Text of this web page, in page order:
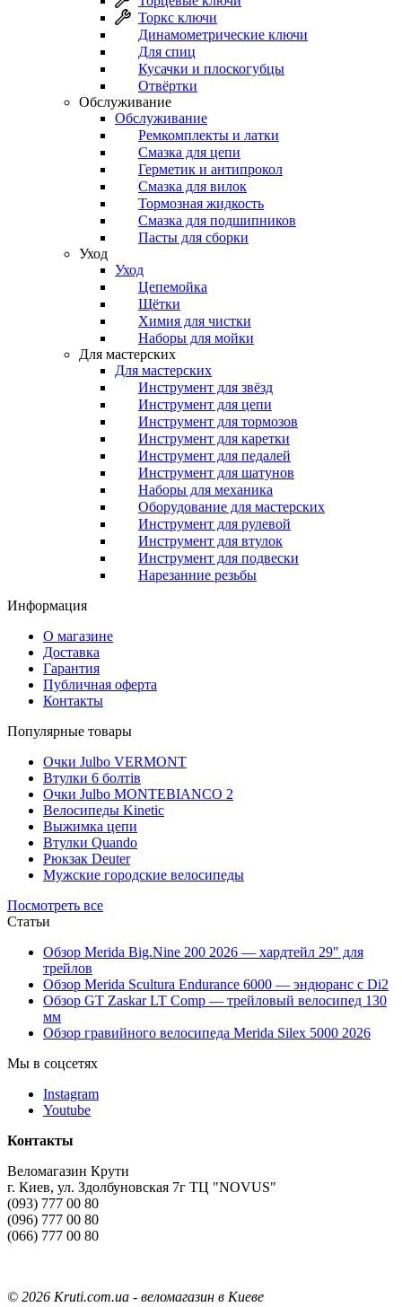
Торкс ключи
Динамометрические ключи
Для спиц
Кусачки и плоскогубцы
Отвёртки
Обслуживание
Обслуживание
Ремкомплекты и латки
Смазка для цепи
Герметик и антипрокол
Смазка для вилок
Тормозная жидкость
Смазка для подшипников
Пасты для сборки
Уход
Уход
Цепемойка
Щётки
Химия для чистки
Наборы для мойки
Для мастерских
Для мастерских
Инструмент для звёзд
Инструмент для цепи
Инструмент для тормозов
Инструмент для каретки
Инструмент для педалей
Инструмент для шатунов
Наборы для механика
Оборудование для мастерских
Инструмент для рулевой
Инструмент для втулок
Инструмент для подвески
Нарезанние резьбы
Информация
О магазине
Доставка
Гарантия
Публичная оферта
Контакты
Популярные товары
Очки Julbo VERMONT
Втулки 6 болтів
Очки Julbo MONTEBIANCO 2
Велосипеды Kinetic
Выжимка цепи
Втулки Quando
Рюкзак Deuter
Мужские городские велосипеды
Посмотреть все
Статьи
Обзор Merida Big.Nine 200 2026 — хардтейл 29" для
трейлов
Обзор Merida Scultura Endurance 6000 — эндюранс с Di2
Обзор GT Zaskar LT Comp — трейловый велосипед 130
мм
Обзор гравийного велосипеда Merida Silex 5000 2026
Мы в соцсетях
Instagram
Youtube
Контакты
Веломагазин Крути
г. Киев, ул. Здолбуновская 7г ТЦ "NOVUS"
(093) 777 00 80
(096) 777 00 80
(066) 777 00 80
© 2026 Kruti.com.ua - веломагазин в Киеве